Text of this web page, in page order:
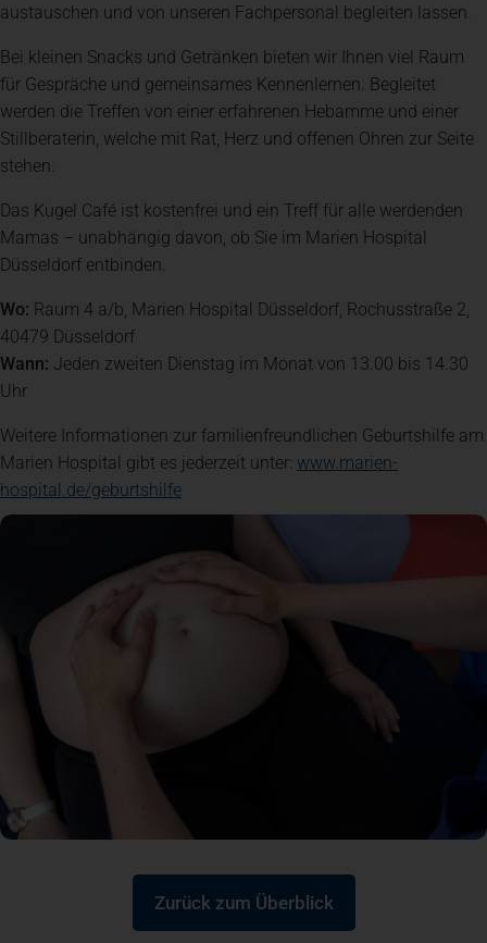
News
Veranstaltungen
Kontakt
Anfahrt + Parken
austauschen und von unseren Fachpersonal begleiten lassen.
Bei kleinen Snacks und Getränken bieten wir Ihnen viel Raum
für Gespräche und gemeinsames Kennenlernen. Begleitet
werden die Treffen von einer erfahrenen Hebamme und einer
Stillberaterin, welche mit Rat, Herz und offenen Ohren zur Seite
stehen.
Das Kugel Café ist kostenfrei und ein Treff für alle werdenden
Mamas – unabhängig davon, ob Sie im Marien Hospital
Düsseldorf entbinden.
Wo: Raum 4 a/b, Marien Hospital Düsseldorf, Rochusstraße 2,
40479 Düsseldorf
Wann: Jeden zweiten Dienstag im Monat von 13.00 bis 14.30
Uhr
Weitere Informationen zur familienfreundlichen Geburtshilfe am
Marien Hospital gibt es jederzeit unter: www.marien-
hospital.de/geburtshilfe(öffnet in einem neuen Tab)
Zurück zum Überblick